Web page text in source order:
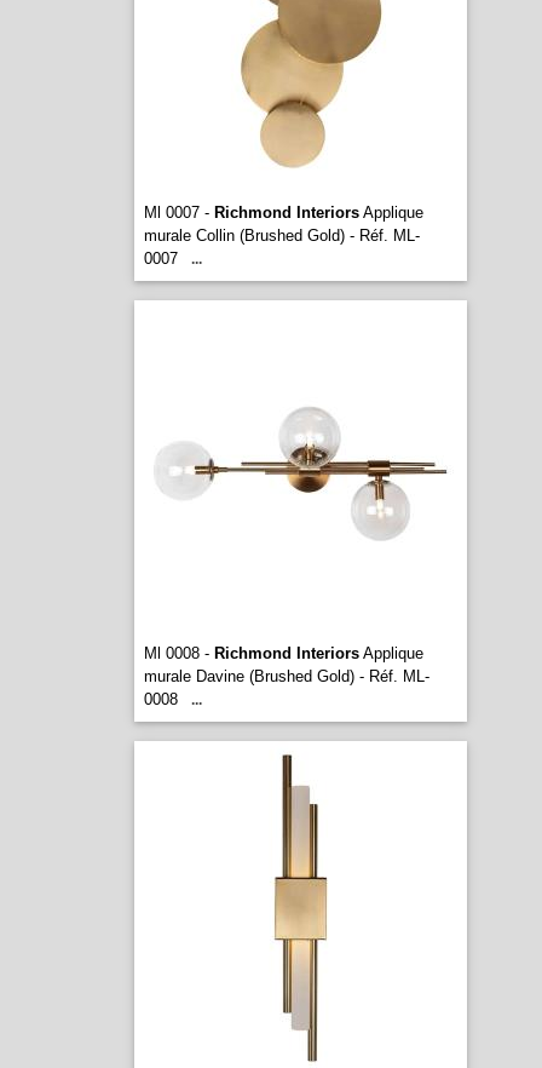
Ml 0007 - Richmond InteriorsApplique
murale Collin (Brushed Gold) - Réf. ML-
0007
...
Ml 0008 - Richmond InteriorsApplique
murale Davine (Brushed Gold) - Réf. ML-
0008
...